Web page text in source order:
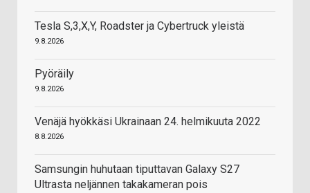
Tesla S,3,X,Y, Roadster ja Cybertruck yleistä
9.8.2026
Pyöräily
9.8.2026
Venäjä hyökkäsi Ukrainaan 24. helmikuuta 2022
8.8.2026
Samsungin huhutaan tiputtavan Galaxy S27
Ultrasta neljännen takakameran pois